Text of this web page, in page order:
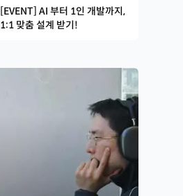
[EVENT] AI 부터 1인 개발까지,
1:1 맞춤 설계 받기!